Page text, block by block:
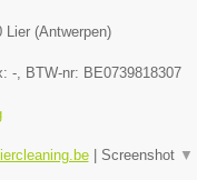
Lier(Antwerpen)
-, BTW-nr: BE0739818307
| Screenshot ▼